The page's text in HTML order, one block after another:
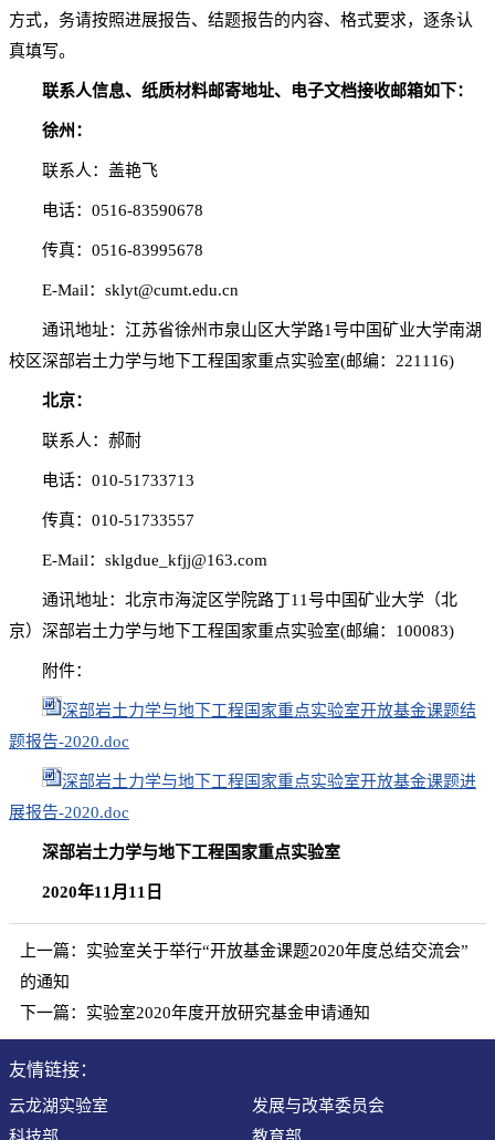
方式，务请按照进展报告、结题报告的内容、格式要求，逐条认
真填写。
联系人信息、纸质材料邮寄地址、电子文档接收邮箱如下：
徐州：
联系人：盖艳飞
电话：0516-83590678
传真：0516-83995678
E-Mail：sklyt@cumt.edu.cn
通讯地址：江苏省徐州市泉山区大学路1号中国矿业大学南湖
校区深部岩土力学与地下工程国家重点实验室(邮编：221116)
北京：
联系人：郝耐
电话：010-51733713
传真：010-51733557
E-Mail：sklgdue_kfjj@163.com
通讯地址：北京市海淀区学院路丁11号中国矿业大学（北
京）深部岩土力学与地下工程国家重点实验室(邮编：100083)
附件：
深部岩土力学与地下工程国家重点实验室开放基金课题结
题报告-2020.doc
深部岩土力学与地下工程国家重点实验室开放基金课题进
展报告-2020.doc
深部岩土力学与地下工程国家重点实验室
2020年11 月11日
上一篇： 实验室关于举行“开放基金课题2020年度总结交流会”
的通知
下一篇： 实验室2020年度开放研究基金申请通知
友情链接：
云龙湖实验室
发展与改革委员会